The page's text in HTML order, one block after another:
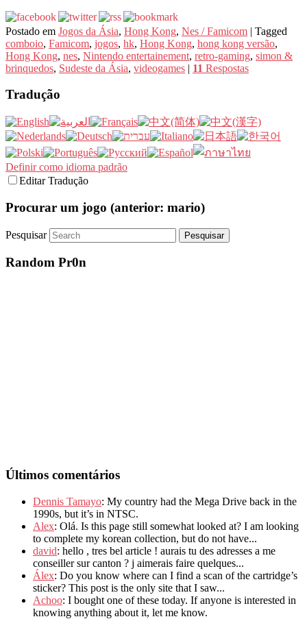
Postado em Jogos da Ásia, Hong Kong, Nes / Famicom | Tagged
comboio, Famicom, jogos, hk, Hong Kong, hong kong versão,
Hong Kong, nes, Nintendo entertainement, retro-gaming, simon &
brinquedos, Sudeste da Ásia, videogames | 11 Respostas
Tradução
Definir como idioma padrão
Editar Tradução
Procurar um jogo (anterior: mario)
Pesquisar
Random Pr0n
Últimos comentários
Dennis Tamayo: My country had the Mega Drive back in the
1990s, but it’s in NTSC.
Alex: Olá. Is this page still somewhat looked at? I am looking
to complete my korean collection, but do not have...
david: hello , tres bel article ! aurais tu des adresses a me
conseiller sur canton ? j aimerais faire quelques...
Álex: Do you know where can I find a scan of the cartridge’s
sticker? This post is the only site that I saw...
Achoo: I bought one of these today. If anyone is interested in
knowing anything about it, let me know.